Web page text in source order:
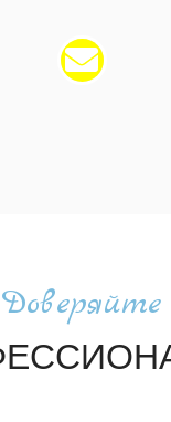
Доверяйте